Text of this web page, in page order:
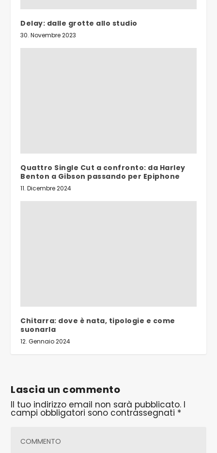
Delay: dalle grotte allo studio
30. Novembre 2023
Quattro Single Cut a confronto: da Harley
Benton a Gibson passando per Epiphone
11. Dicembre 2024
Chitarra: dove è nata, tipologie e come
suonarla
12. Gennaio 2024
Lascia un commento
Il tuo indirizzo email non sarà pubblicato. I
campi obbligatori sono contrassegnati *